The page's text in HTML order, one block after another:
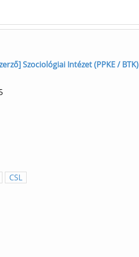
Szociológiai Intézet (PPKE / BTK)
CSL